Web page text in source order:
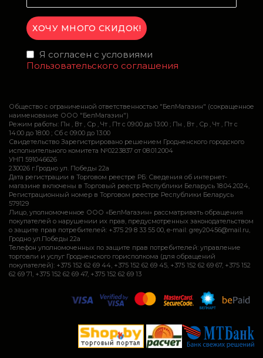
Я согласен с условиями
Пользовательского соглашения
Общество с ограниченной ответственностью "БелМагазин" (сокращенное
наименование ООО "БелМагазин")
Режим работы: Пн , Вт , Ср , Чт , Пт c 09:00 до 13:00 ; Пн , Вт , Ср , Чт , Пт c
14:00 до 18:00 ; Сб c 09:00 до 13:00
Свидетельство Зарегистрировано решением Гродненского городского
исполнительного комитета №0223837 от 08.01.2004
УНП 591046626
230026 г.Гродно ул. Победы 22а
Дата регистрации в Торговом реестре РБ: Сведения об интернет-
магазине включены в Торговый реестр Республики Беларусь 18.04.2024,
Регистрационный номер в Торговом реестре Республики Беларусь
579129
Лицо, уполномоченное ООО «БелМагазин» рассматривать обращения
покупателей о нарушении их прав, предусмотренных законодательством
о защите прав потребителей: +375 29 8 33 55 00, e-mail: grey20456@mail.ru,
Гродно ул.Победы 22а
Телефон уполномоченных по защите прав потребителей: управление
торговли и услуг Гродненского горисполкома (для обращений
покупателей): +375 152 62 69 44, +375 152 62 69 45, +375 152 62 69 67, +375 152
62 69 71, +375 152 62 69 47, +375 152 62 69 13